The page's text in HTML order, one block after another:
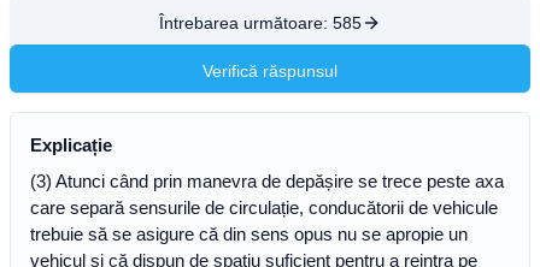
Întrebarea următoare: 585
Verifică răspunsul
Explicație
(3) Atunci când prin manevra de depășire se trece peste axa
care separă sensurile de circulație, conducătorii de vehicule
trebuie să se asigure că din sens opus nu se apropie un
vehicul și că dispun de spațiu suficient pentru a reintra pe